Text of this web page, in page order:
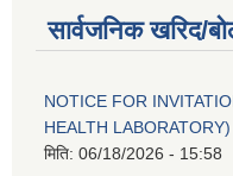
सार्वजनिक खरिद/
NOTICE FOR
HEALTH LABORATORY)
मिति: 06/18/2026 - 15:58